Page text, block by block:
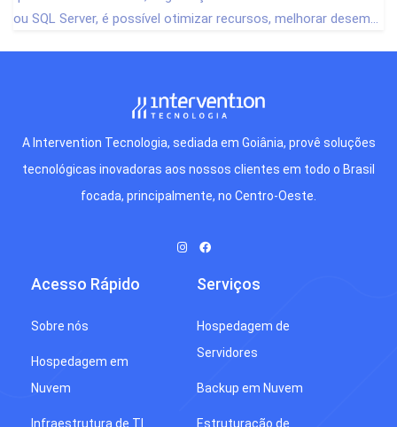
ou SQL Server, é possível otimizar recursos, melhorar desem...
A Intervention Tecnologia, sediada em Goiânia, provê soluções
tecnológicas inovadoras aos nossos clientes em todo o Brasil
focada, principalmente, no Centro-Oeste.
Acesso Rápido
Sobre nós
Hospedagem em
Nuvem
Infraestrutura de TI
Serviços
Hospedagem de
Servidores
Backup em Nuvem
Estruturação de